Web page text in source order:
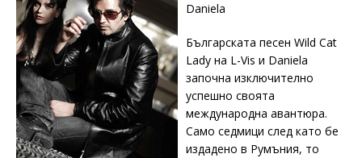
Daniela
Българската песен Wild Cat
Lady на L-Vis и Daniela
започна изключително
успешно своята
международна авантюра.
Само седмици след като бе
издадено в Румъния, то